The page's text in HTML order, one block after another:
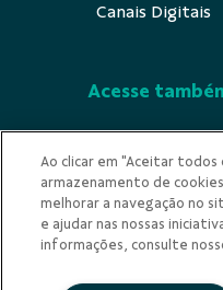
Canais Digitais
Acesse
Indícios de
Privacidade
Ao clicar em "Aceitar todos
armazenamento de
melhorar a navegação no
e ajudar nas nossas
informações, consulte